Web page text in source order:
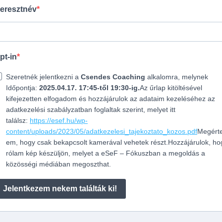
in
Szeretnék jelentkezni a Csendes Coaching alkalomra, melynek
Időpontja: 2025.04.17. 17:45-től 19:30-ig.Az űrlap kitöltésével
kifejezetten elfogadom és hozzájárulok az adataim kezeléséhez az
adatkezelési szabályzatban foglaltak szerint, melyet itt
találsz: https://esef.hu/wp-
content/uploads/2023/05/adatkezelesi_tajekoztato_kozos.pdf
em, hogy csak bekapcsolt kamerával vehetek részt. Hozzájárulok,
rólam kép készüljön, melyet a eSeF – Fókuszban a megoldás a
közösségi médiában megoszthat.
Jelentkezem nekem találták ki!